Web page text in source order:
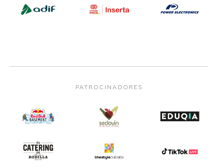
PATROCINADORES